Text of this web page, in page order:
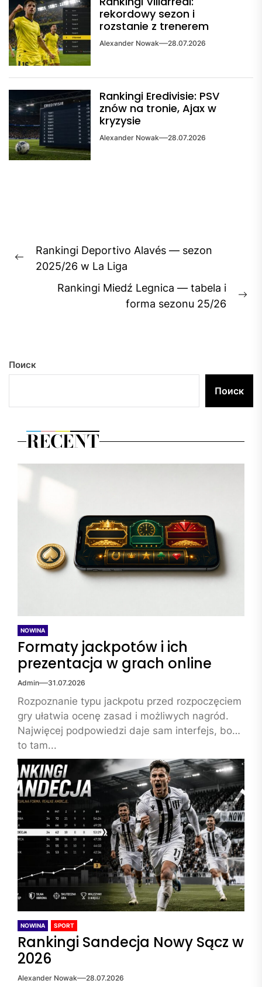
rekordowy sezon i
rozstanie z trenerem
Alexander Nowak 28.07.2026
Rankingi Eredivisie: PSV
znów na tronie, Ajax w
kryzysie
Alexander Nowak 28.07.2026
Навигация
по
записям
Previous
Rankingi Deportivo Alavés — sezon
2025/26 w La Liga
Rankingi Miedź Legnica — tabela i
forma sezonu 25/26
Поиск
Поиск
RECENT
NOWINA
Formaty jackpotów i ich
prezentacja w grach online
Admin 31.07.2026
Rozpoznanie typu jackpotu przed rozpoczęciem
gry ułatwia ocenę zasad i możliwych nagród.
Najwięcej podpowiedzi daje sam interfejs, bo
to tam...
NOWINA SPORT
Rankingi Sandecja Nowy Sącz w
2026
Alexander Nowak 28.07.2026